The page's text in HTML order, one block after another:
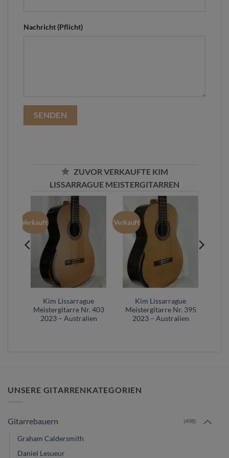
Nachricht (Pflicht)
ZUVOR VERKAUFTE KIM
LISSARRAGUE MEISTERGITARREN
Verkauft
Kim Lissarrague
Meistergitarre Nr. 403
2023 – Australien
Verkauft
Kim Lissarrague
Meistergitarre Nr. 395
2023 – Australien
UNSERE GITARRENKATEGORIEN
Gitarrebauern (498)
Graham Caldersmith
Daniel Lesueur